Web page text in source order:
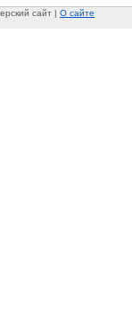
сайт | О сайте